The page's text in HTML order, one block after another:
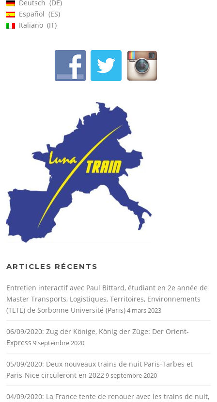
Deutsch
DE
Español
ES
Italiano
IT
ARTICLES RÉCENTS
Entretien interactif avec Paul Bittard, étudiant en 2e année de
Master Transports, Logistiques, Territoires, Environnements
(TLTE) de Sorbonne Université (Paris)4 mars 2023
06/09/2020: Zug der Könige, König der Züge: Der Orient-
Express 9 septembre 2020
05/09/2020: Deux nouveaux trains de nuit Paris-Tarbes et
Paris-Nice circuleront en 2022 9 septembre 2020
04/09/2020: La France tente de renouer avec les trains de nuit,